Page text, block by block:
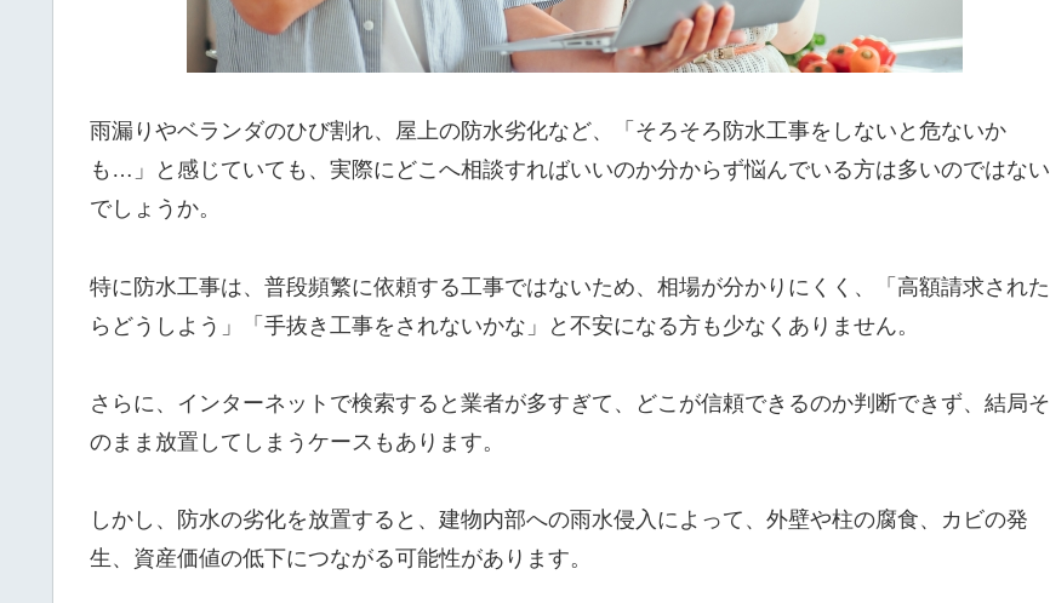
雨漏りやベランダのひび割れ、屋上の防水劣化など、「そろそろ防水工事をしないと危ないか
も…」と感じていても、実際にどこへ相談すればいいのか分からず悩んでいる方は多いのではない
でしょうか。
特に防水工事は、普段頻繁に依頼する工事ではないため、相場が分かりにくく、「高額請求された
らどうしよう」「手抜き工事をされないかな」と不安になる方も少なくありません。
さらに、インターネットで検索すると業者が多すぎて、どこが信頼できるのか判断できず、結局そ
のまま放置してしまうケースもあります。
しかし、防水の劣化を放置すると、建物内部への雨水侵入によって、外壁や柱の腐食、カビの発
生、資産価値の低下につながる可能性があります。